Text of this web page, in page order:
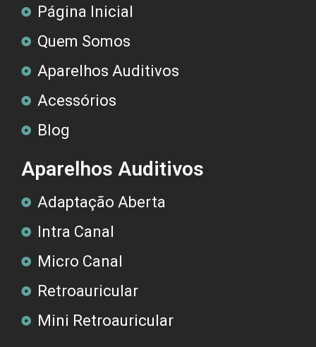
Página Inicial
Quem Somos
Aparelhos Auditivos
Acessórios
Blog
Aparelhos Auditivos
Adaptação Aberta
Intra Canal
Micro Canal
Retroauricular
Mini Retroauricular